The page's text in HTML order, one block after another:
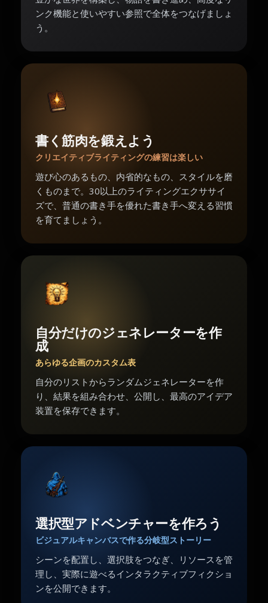
ンク機能と使いやすい参照で全体をつなげましょ
う。
書く筋肉を鍛えよう
クリエイティブライティングの練習は楽しい
遊び心のあるもの、内省的なもの、スタイルを磨
くものまで。30以上のライティングエクササイ
ズで、普通の書き手を優れた書き手へ変える習慣
を育てましょう。
自分だけのジェネレーターを作
成
あらゆる企画のカスタム表
自分のリストからランダムジェネレーターを作
り、結果を組み合わせ、公開し、最高のアイデア
装置を保存できます。
選択型アドベンチャーを作ろう
ビジュアルキャンバスで作る分岐型ストーリー
シーンを配置し、選択肢をつなぎ、リソースを管
理し、実際に遊べるインタラクティブフィクショ
ンを公開できます。